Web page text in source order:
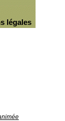
légales